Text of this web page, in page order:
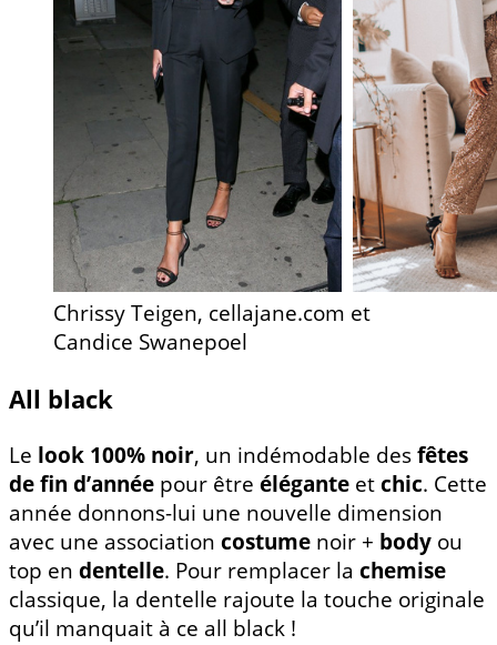
Chrissy Teigen, cellajane.com et
Candice Swanepoel
All black
Le look 100% noir, un indémodable desfêtes
de fin d’année pour être élégante etchic. Cette
année donnons-lui une nouvelle dimension
avec une association costume noir + body ou
top en dentelle. Pour remplacer la chemise
classique, la dentelle rajoute la touche originale
qu’il manquait à ce all black !